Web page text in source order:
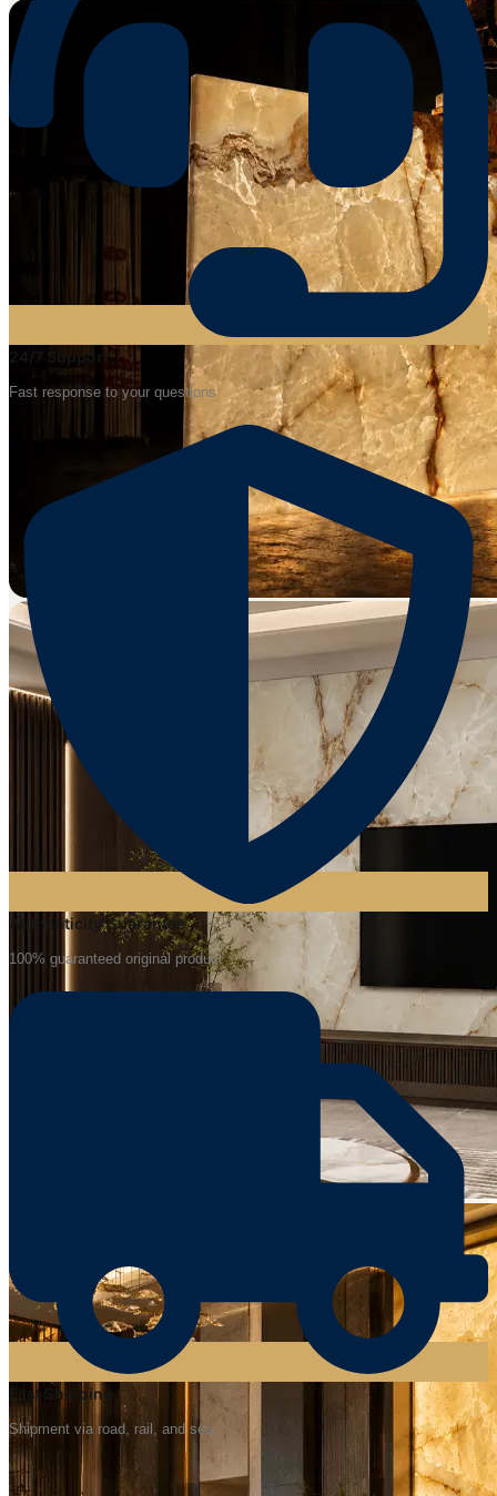
24/7 Support
Fast response to your questions
Authenticity Guarantee
100% guaranteed original product
Fast Shipping
Shipment via road, rail, and sea.